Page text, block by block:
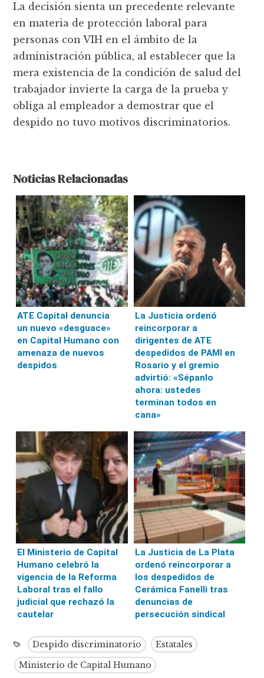
La decisión sienta un precedente relevante
en materia de protección laboral para
personas con VIH en el ámbito de la
administración pública, al establecer que la
mera existencia de la condición de salud del
trabajador invierte la carga de la prueba y
obliga al empleador a demostrar que el
despido no tuvo motivos discriminatorios.
Noticias Relacionadas
ATE Capital denuncia
un nuevo «desguace»
en Capital Humano con
amenaza de nuevos
despidos
La Justicia ordenó
reincorporar a
dirigentes de ATE
despedidos de PAMI en
Rosario y el gremio
advirtió: «Sépanlo
ahora: ustedes
terminan todos en
cana»
El Ministerio de Capital
Humano celebró la
vigencia de la Reforma
Laboral tras el fallo
judicial que rechazó la
cautelar
La Justicia de La Plata
ordenó reincorporar a
los despedidos de
Cerámica Fanelli tras
denuncias de
persecución sindical
Despido discriminatorio
Estatales
Ministerio de Capital Humano